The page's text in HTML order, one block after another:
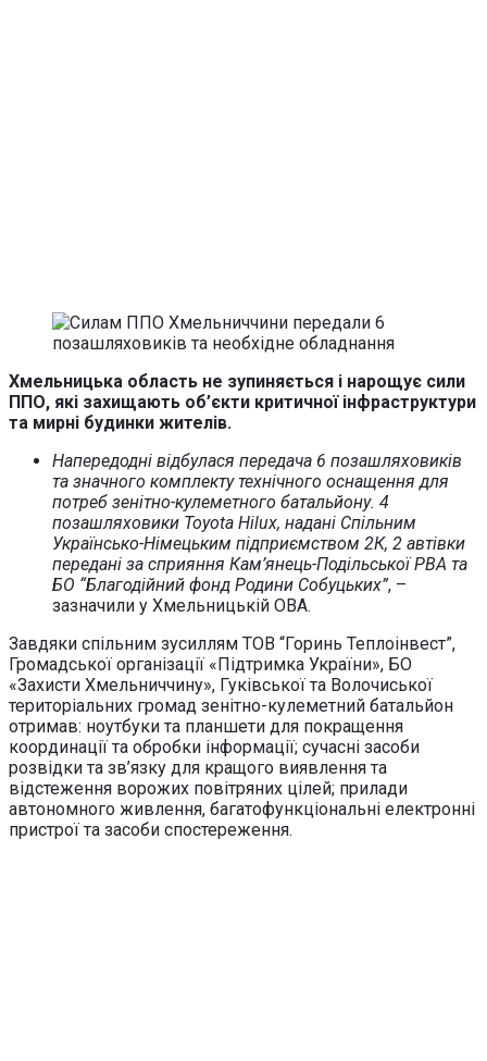
Хмельницька область не зупиняється і нарощує сили
ППО, які захищають об’єкти критичної інфраструктури
та мирні будинки жителів.
Напередодні відбулася передача 6 позашляховиків
та значного комплекту технічного оснащення для
потреб зенітно-кулеметного батальйону. 4
позашляховики Toyota Hilux, надані Спільним
Українсько-Німецьким підприємством 2К, 2 автівки
передані за сприяння Кам’янець-Подільської РВА та
БО “Благодійний фонд Родини Собуцьких”, –
зазначили у Хмельницькій ОВА.
Завдяки спільним зусиллям ТОВ “Горинь Теплоінвест”,
Громадської організації «Підтримка України», БО
«Захисти Хмельниччину», Гуківської та Волочиської
територіальних громад зенітно-кулеметний батальйон
отримав: ноутбуки та планшети для покращення
координації та обробки інформації; сучасні засоби
розвідки та зв’язку для кращого виявлення та
відстеження ворожих повітряних цілей; прилади
автономного живлення, багатофункціональні електронні
пристрої та засоби спостереження.